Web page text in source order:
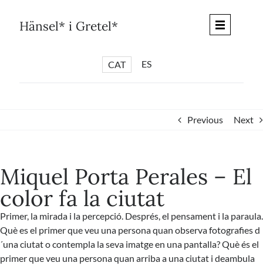
content
Hänsel* i Gretel*
CAT ES
*PISTES LITERÀRIES
*SÈRIE CULTURAL
*DIARI DEL DIA DESPRÉS
*QUIOSC HÄNSEL* i GRETEL*
*UNIVERS HÄNSEL* i GRETEL*
Previous Next
Miquel Porta Perales – El
color fa la ciutat
Primer, la mirada i la percepció. Després, el pensament i la paraula.
Què es el primer que veu una persona quan observa fotografies d
´una ciutat o contempla la seva imatge en una pantalla? Què és el
primer que veu una persona quan arriba a una ciutat i deambula